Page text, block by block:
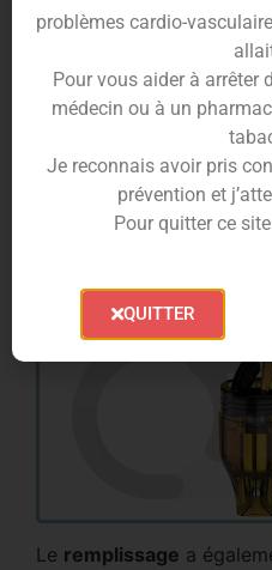
un changement de
• 0.6 Ω
(inclus) : Pour
w avec un tirage modéré
• 0.8 Ω
(non inclus) :
allant de 15 à 20 w avec
Le remplissage a
problèmes cardio-
Pour vous aider à arrêter
médecin ou à un
Je reconnais avoir pris
prévention et
Pour quitter ce
QUITTER